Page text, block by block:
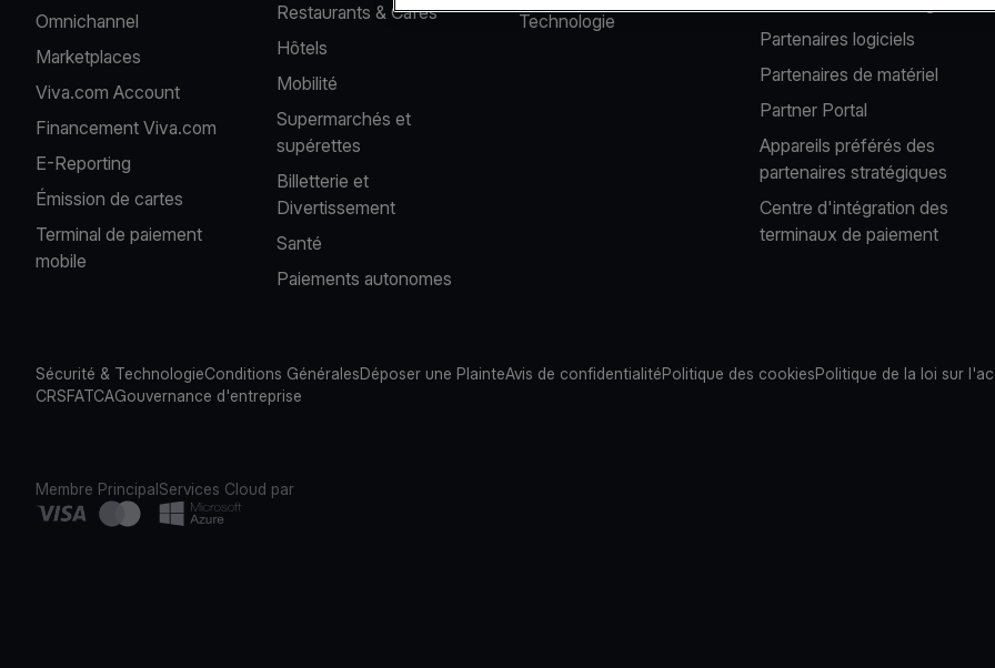
Omnichannel
Marketplaces
Viva.com Account
Financement Viva.com
E-Reporting
Émission de cartes
Terminal de paiement
mobile
Restaurants & Cafés
Hôtels
Mobilité
Supermarchés et
supérettes
Billetterie et
Divertissement
Santé
Paiements autonomes
Technologie
Partenaires logiciels
Partenaires de matériel
Partner Portal
Appareils préférés des
partenaires stratégiques
Centre d'intégration des
terminaux de paiement
Sécurité & TechnologieConditions GénéralesDéposer une PlainteAvis de confidentialitéPolitique des cookiesPolitique de la loi sur
CRSFATCAGouvernance d'entreprise
Membre PrincipalServices Cloud par